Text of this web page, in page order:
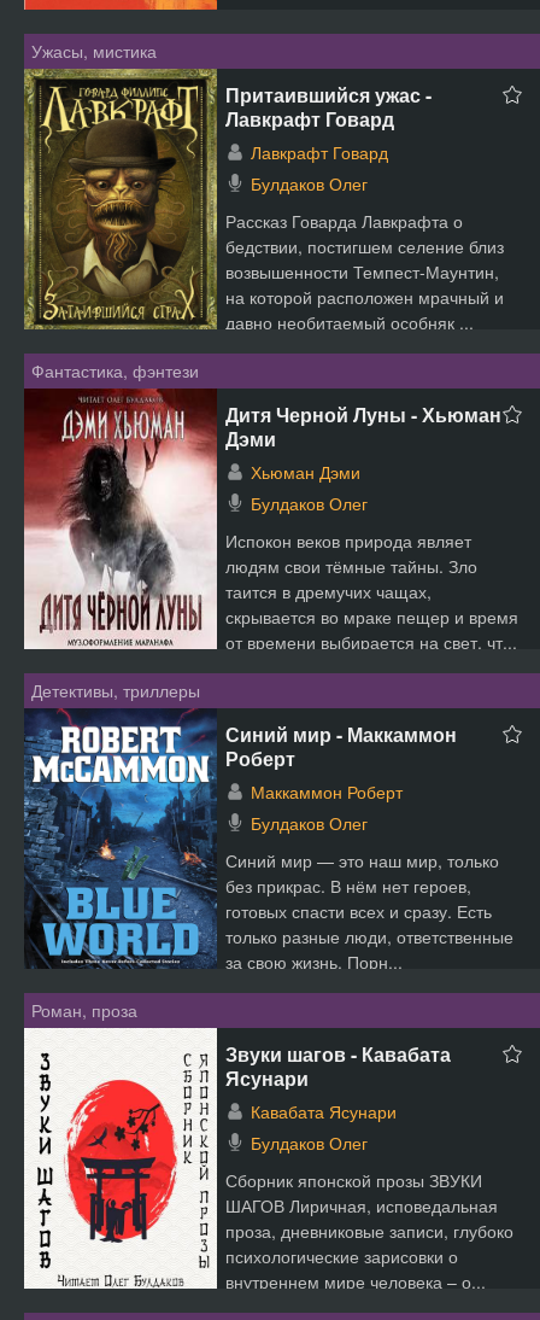
Ужасы, мистика
Притаившийся ужас -
Лавкрафт Говард
Лавкрафт Говард
Булдаков Олег
Рассказ Говарда Лавкрафта о
бедствии, постигшем селение близ
возвышенности Темпест-Маунтин,
на которой расположен мрачный и
давно необитаемый особняк ...
Фантастика, фэнтези
Дитя Черной Луны - Хьюман
Дэми
Хьюман Дэми
Булдаков Олег
Испокон веков природа являет
людям свои тёмные тайны. Зло
таится в дремучих чащах,
скрывается во мраке пещер и время
от времени выбирается на свет, чт...
Детективы, триллеры
Синий мир - Маккаммон
Роберт
Маккаммон Роберт
Булдаков Олег
Синий мир — это наш мир, только
без прикрас. В нём нет героев,
готовых спасти всех и сразу. Есть
только разные люди, ответственные
за свою жизнь. Порн...
Роман, проза
Звуки шагов - Кавабата
Ясунари
Кавабата Ясунари
Булдаков Олег
Сборник японской прозы ЗВУКИ
ШАГОВ Лиричная, исповедальная
проза, дневниковые записи, глубоко
психологические зарисовки о
внутреннем мире человека – о...